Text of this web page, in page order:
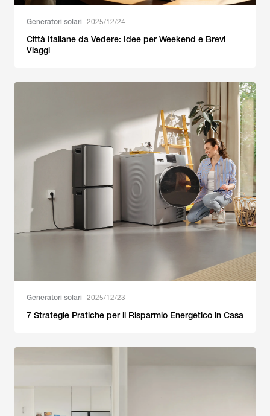
Generatori solari 2025/12/24
Città Italiane da Vedere: Idee per Weekend e Brevi
Viaggi
Generatori solari 2025/12/23
7 Strategie Pratiche per il Risparmio Energetico in Casa